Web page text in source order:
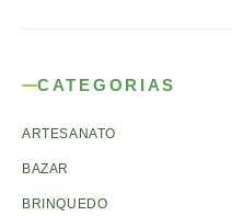
CATEGORIAS
ARTESANATO
BAZAR
BRINQUEDO